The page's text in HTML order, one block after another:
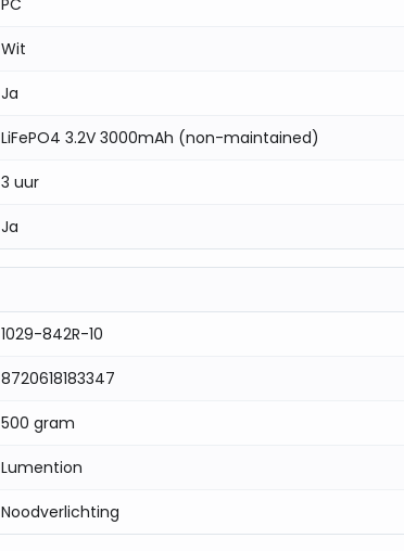
PC
Wit
Ja
LiFePO4 3.2V 3000mAh (non-maintained)
3 uur
Ja
1029-842R-10
8720618183347
500 gram
Lumention
Noodverlichting